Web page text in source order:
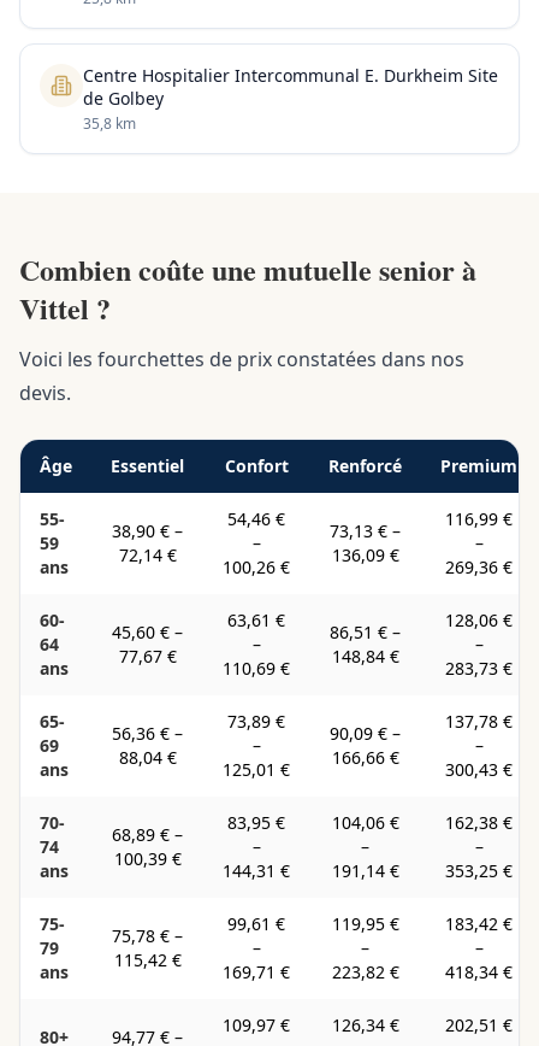
Centre Hospitalier Intercommunal E. Durkheim Site
de Golbey
35,8 km
Combien coûte une mutuelle senior à
Vittel ?
Voici les fourchettes de prix constatées dans nos
devis.
Âge Essentiel Confort Renforcé Premium
55-
59
ans
38,90 € –
72,14 €
54,46 €
–
100,26 €
73,13 € –
136,09 €
116,99 €
–
269,36 €
60-
64
ans
45,60 € –
77,67 €
63,61 €
–
110,69 €
86,51 € –
148,84 €
128,06 €
–
283,73 €
65-
69
ans
56,36 € –
88,04 €
73,89 €
–
125,01 €
90,09 € –
166,66 €
137,78 €
–
300,43 €
70-
74
ans
68,89 € –
100,39 €
83,95 €
–
144,31 €
104,06 €
–
191,14 €
162,38 €
–
353,25 €
75-
79
ans
75,78 € –
115,42 €
99,61 €
–
169,71 €
119,95 €
–
223,82 €
183,42 €
–
418,34 €
80+ 94,77 € –
109,97 €
126,34 €
202,51 €